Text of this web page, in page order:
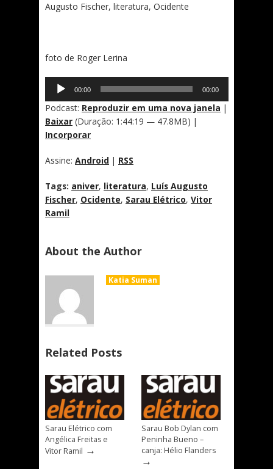
Augusto Fischer, literatura, Ocidente
foto de Roger Lerina
Tocador
áudio
00:00 00:00
Podcast: Reproduzir em uma nova janela |
Baixar (Duração: 1:44:19 — 47.8MB) |
Incorporar
Assine: Android | RSS
Tags: aniver, literatura, Luís Augusto
Fischer, Ocidente, Sarau Elétrico, Vitor
Ramil
About the Author
Katia Suman
Related Posts
Sarau Elétrico com
Angélica Freitas e
Vitor Ramil →
Sarau Bob Dylan com
Peninha Bueno –
canja: Hélio Flanders
→